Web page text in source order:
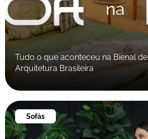
Tudo o que aconteceu na Bienal de
Arquitetura Brasileira
Sofás